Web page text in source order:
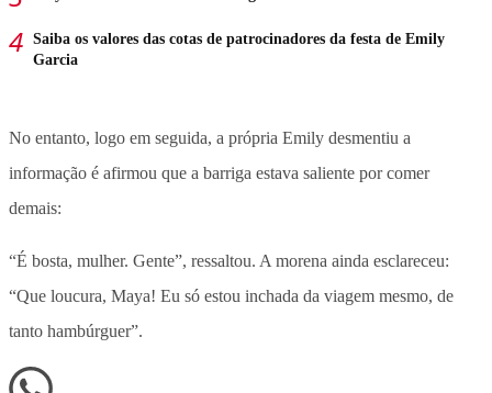
Saiba os valores das cotas de patrocinadores da festa de Emily
Garcia
No entanto, logo em seguida, a própria Emily desmentiu a
informação é afirmou que a barriga estava saliente por comer
demais:
“É bosta, mulher. Gente”, ressaltou. A morena ainda esclareceu:
“Que loucura, Maya! Eu só estou inchada da viagem mesmo, de
tanto hambúrguer”.